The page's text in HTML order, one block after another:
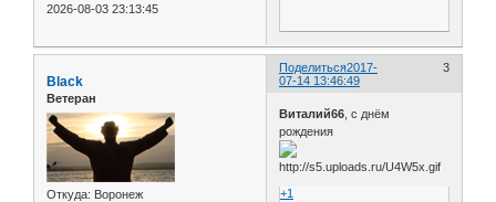
2026-08-03 23:13:45
Поделиться 3
2017-
07-14 13:46:49
Black
Ветеран
Откуда: Воронеж
Виталий66 , с днём
рождения
+1